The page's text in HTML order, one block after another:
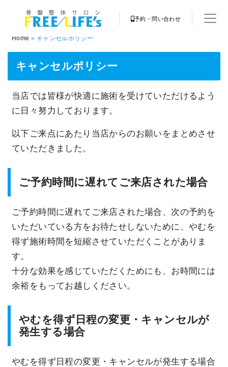
予約・問い合わせ
Home » キャンセルポリシー
キャンセルポリシー
当店では皆様が快適に施術を受けていただけるよう
に日々努力しております。
以下ご来点にあたり当店からのお願いをまとめさせ
ていただきました。
ご予約時間に遅れてご来店された場合
ご予約時間に遅れてご来店された場合、次の予約を
いただいている方をお待たせしないために、やむを
得ず施術時間を短縮させていただくことがありま
す。
十分な効果を感じていただくためにも、お時間には
余裕をもってお越しください。
やむを得ず日程の変更・キャンセルが
発生する場合
やむを得ず日程の変更・キャンセルが発生する場合